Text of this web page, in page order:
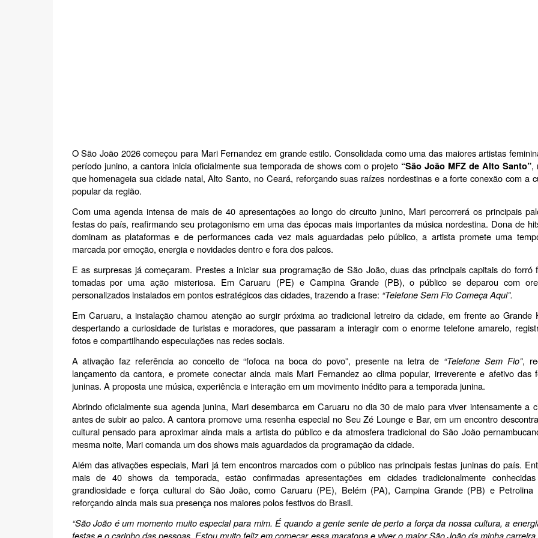
O São João 2026 começou para Mari Fernandez em grande estilo. Consolidada como uma das maiores artistas
período junino, a cantora inicia oficialmente sua temporada de shows com o projeto “São João MFZ de Alto Santo”,
que homenageia sua cidade natal, Alto Santo, no Ceará, reforçando suas raízes nordestinas e a forte conexão com a
popular da região.
Com uma agenda intensa de mais de 40 apresentações ao longo do circuito junino, Mari percorrerá os principais
festas do país, reafirmando seu protagonismo em uma das épocas mais importantes da música nordestina. Dona de
dominam as plataformas e de performances cada vez mais aguardadas pelo público, a artista promete uma
marcada por emoção, energia e novidades dentro e fora dos palcos.
E as surpresas já começaram. Prestes a iniciar sua programação de São João, duas das principais capitais do forró
tomadas por uma ação misteriosa. Em Caruaru (PE) e Campina Grande (PB), o público se deparou com
personalizados instalados em pontos estratégicos das cidades, trazendo a frase: “Telefone Sem Fio Começa Aqui”.
Em Caruaru, a instalação chamou atenção ao surgir próxima ao tradicional letreiro da cidade, em frente ao Grande
despertando a curiosidade de turistas e moradores, que passaram a interagir com o enorme telefone amarelo,
fotos e compartilhando especulações nas redes sociais.
A ativação faz referência ao conceito de “fofoca na boca do povo”, presente na letra de “Telefone Sem Fio”,
lançamento da cantora, e promete conectar ainda mais Mari Fernandez ao clima popular, irreverente e afetivo das
juninas. A proposta une música, experiência e interação em um movimento inédito para a temporada junina.
Abrindo oficialmente sua agenda junina, Mari desembarca em Caruaru no dia 30 de maio para viver intensamente a
antes de subir ao palco. A cantora promove uma resenha especial no Seu Zé Lounge e Bar, em um encontro
cultural pensado para aproximar ainda mais a artista do público e da atmosfera tradicional do São João
mesma noite, Mari comanda um dos shows mais aguardados da programação da cidade.
Além das ativações especiais, Mari já tem encontros marcados com o público nas principais festas juninas do país.
mais de 40 shows da temporada, estão confirmadas apresentações em cidades tradicionalmente
grandiosidade e força cultural do São João, como Caruaru (PE), Belém (PA), Campina Grande (PB) e Petrolina
reforçando ainda mais sua presença nos maiores polos festivos do Brasil.
“São João é um momento muito especial para mim. É quando a gente sente de perto a força da nossa cultura, a
festas e o carinho das pessoas. Estou muito feliz em começar essa maratona e viver o maior São João da minha